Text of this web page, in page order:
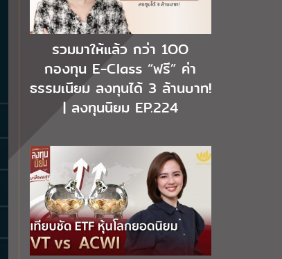
รวมมาให้แล้ว กว่า 1OO
กองทุน E-Class “ฟรี” ค่า
ธรรมเนียม ลงทุนได้ 3 ล้านบาท!
| ลงทุนนิยม EP.224